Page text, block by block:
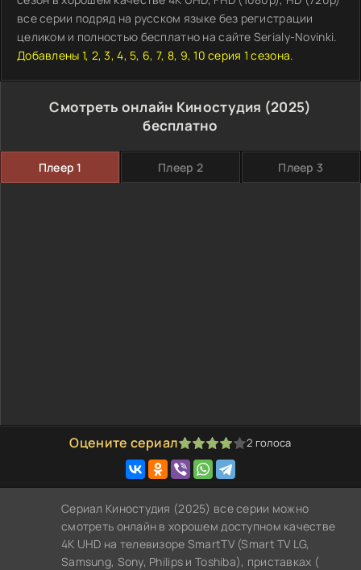
все серии подряд на русском языке без регистрации
целиком и полностью бесплатно на сайте Serialy-Novinki.
Добавлены 1, 2, 3, 4, 5, 6, 7, 8, 9, 10 серия 1 сезона.
Смотреть онлайн Киностудия (2025)
бесплатно
Плеер 1 Плеер 2 Плеер 3
Оцените сериал
1 2 3 4 5 2 голоса
Сериал Киностудия (2025) все серии можно
смотреть онлайн в хорошем доступном качестве
4K UHD на телевизоре SmartTV (Smart TV LG,
Samsung, Sony, Philips и Toshiba), приставках (